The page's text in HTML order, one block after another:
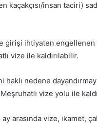
kaçakçısı/insan taciri)
girişi ihtiyaten engellenen
vize ile kaldırılabilir.
haklı nedene
vize yolu ile
arasında vize, ikamet,